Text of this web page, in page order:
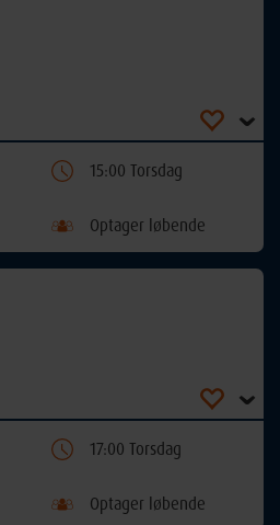
15:00 Torsdag
Optager løbende
17:00 Torsdag
Optager løbende